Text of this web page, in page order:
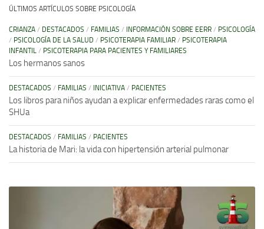
ÚLTIMOS ARTÍCULOS SOBRE PSICOLOGÍA
CRIANZA / DESTACADOS / FAMILIAS / INFORMACIÓN SOBRE EERR / PSICOLOGÍA
/ PSICOLOGÍA DE LA SALUD / PSICOTERAPIA FAMILIAR / PSICOTERAPIA
INFANTIL / PSICOTERAPIA PARA PACIENTES Y FAMILIARES
Los hermanos sanos
DESTACADOS / FAMILIAS / INICIATIVA / PACIENTES
Los libros para niños ayudan a explicar enfermedades raras como el
SHUa
DESTACADOS / FAMILIAS / PACIENTES
La historia de Mari: la vida con hipertensión arterial pulmonar